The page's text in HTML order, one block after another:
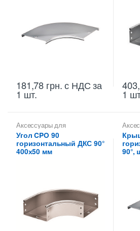
181,78 грн.с НДС за
1 шт. 1
Аксессуары для
металлических лотков
для цельных,
перфорированных лотков
Угол CPO 90
горизонтальный ДКС 90°
400х50 мм
90°,